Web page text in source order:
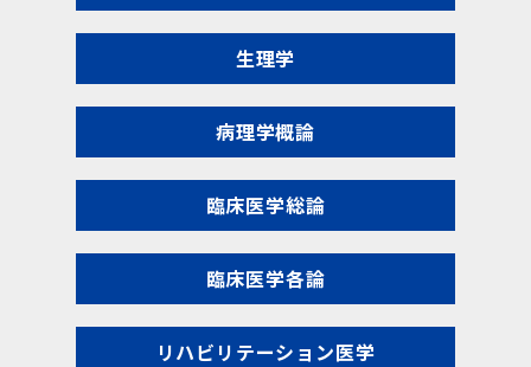
生理学
病理学概論
臨床医学総論
臨床医学各論
リハビリテーション医学